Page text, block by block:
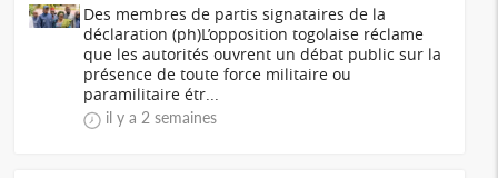
Des membres de partis signataires de la
déclaration (ph)L’opposition togolaise réclame
que les autorités ouvrent un débat public sur la
présence de toute force militaire ou
paramilitaire étr...
il y a 2 semaines